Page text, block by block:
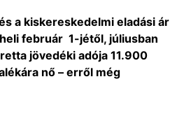
a kiskereskedelmi eladási ár
február 1-jétől, júliusban
jövedéki adója 11.900
nő – erről még